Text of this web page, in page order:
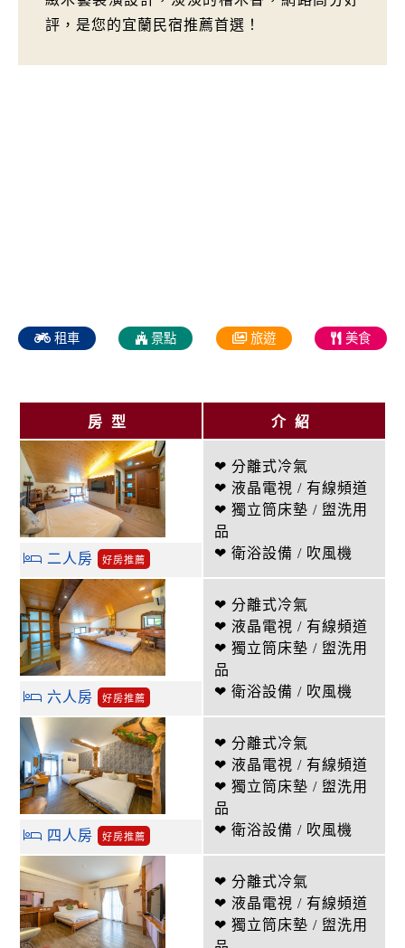
評，是您的宜蘭民宿推薦首選！
租車 景點 旅遊 美食
房型 介紹
❤ 分離式冷氣
❤ 液晶電視 / 有線頻道
❤ 獨立筒床墊 / 盥洗用
品
❤ 衛浴設備 / 吹風機
二人房 好房推薦
❤ 分離式冷氣
❤ 液晶電視 / 有線頻道
❤ 獨立筒床墊 / 盥洗用
品
❤ 衛浴設備 / 吹風機
六人房 好房推薦
❤ 分離式冷氣
❤ 液晶電視 / 有線頻道
❤ 獨立筒床墊 / 盥洗用
品
❤ 衛浴設備 / 吹風機
四人房 好房推薦
❤ 分離式冷氣
❤ 液晶電視 / 有線頻道
❤ 獨立筒床墊 / 盥洗用